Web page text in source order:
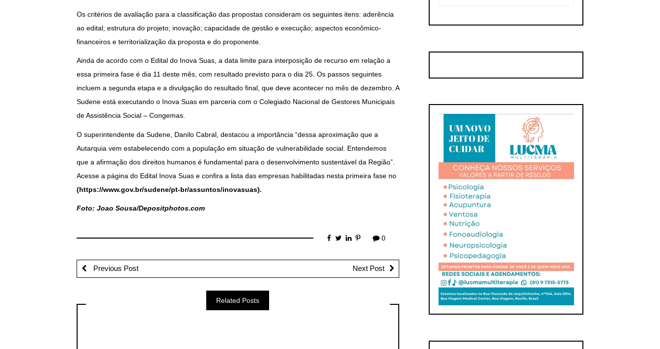
Os critérios de avaliação para a classificação das propostas consideram os seguintes itens: aderência
ao edital; estrutura do projeto; inovação; capacidade de gestão e execução; aspectos econômico-
financeiros e territorialização da proposta e do proponente.
Ainda de acordo com o Edital do Inova Suas, a data limite para interposição de recurso em relação a
essa primeira fase é dia 11 deste mês, com resultado previsto para o dia 25. Os passos seguintes
incluem a segunda etapa e a divulgação do resultado final, que deve acontecer no mês de dezembro. A
Sudene está executando o Inova Suas em parceria com o Colegiado Nacional de Gestores Municipais
de Assistência Social – Congemas.
O superintendente da Sudene, Danilo Cabral, destacou a importância “dessa aproximação que a
Autarquia vem estabelecendo com a população em situação de vulnerabilidade social. Entendemos
que a afirmação dos direitos humanos é fundamental para o desenvolvimento sustentável da Região”.
Acesse a página do Edital Inova Suas e confira a lista das empresas habilitadas nesta primeira fase no
(https://www.gov.br/sudene/pt-br/assuntos/inovasuas).
Foto: Joao Sousa/Depositphotos.com
0
Previous Post Next Post
Related Posts